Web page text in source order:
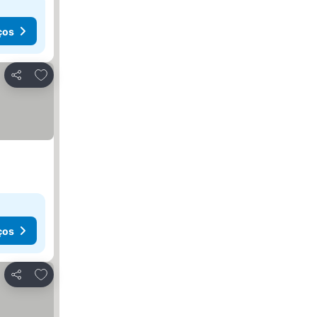
Partilhar
Adicionar aos favoritos
Partilhar
Adicionar aos favoritos